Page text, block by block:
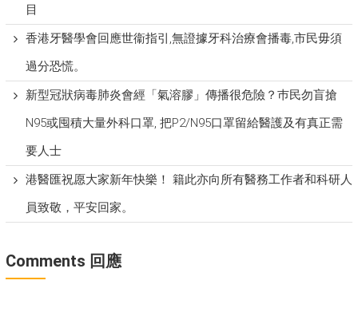
目
香港牙醫學會回應世衞指引,無證據牙科治療會播毒,市民毋須
過分恐慌。
新型冠狀病毒肺炎會經「氣溶膠」傳播很危險？巿民勿盲搶
N95或囤積大量外科口罩, 把P​2/N95口罩留給醫護及有真正需
要人士
港醫匯祝愿大家新年快樂！ 籍此亦向所有醫務工作者和科研人
員致敬，平安回家。
Comments 回應